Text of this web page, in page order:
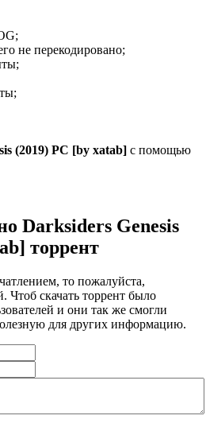
не перекодировано;
(2019) PC [by xatab] с помощью
Darksiders Genesis
торрент
то пожалуйста,
скачать торрент было
и они так же смогли
для других информацию.